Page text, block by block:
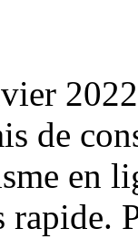
de
en